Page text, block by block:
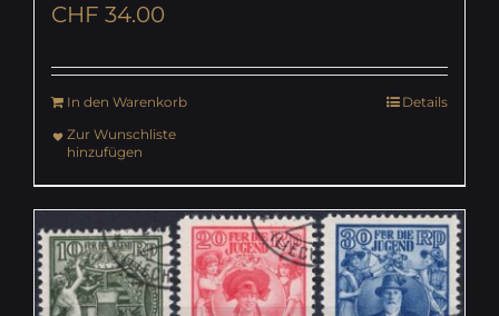
CHF 34.00
In den Warenkorb
Details
Zur Wunschliste
hinzufügen